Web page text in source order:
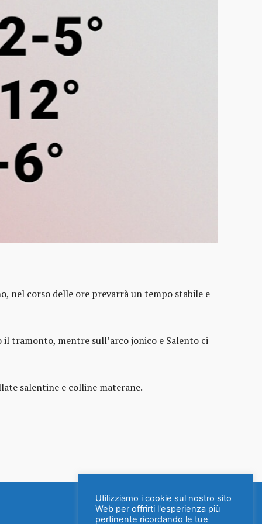
nel corso delle ore prevarrà un tempo stabile e
tramonto, mentre sull’arco jonico e Salento ci
salentine e colline materane.
Utilizziamo i cookie sul nostro sito
Web per offrirti l'esperienza più
pertinente ricordando le tue